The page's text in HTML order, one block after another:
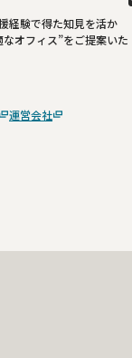
経験で得た知見を活か
オフィス”をご提案いた
運営会社